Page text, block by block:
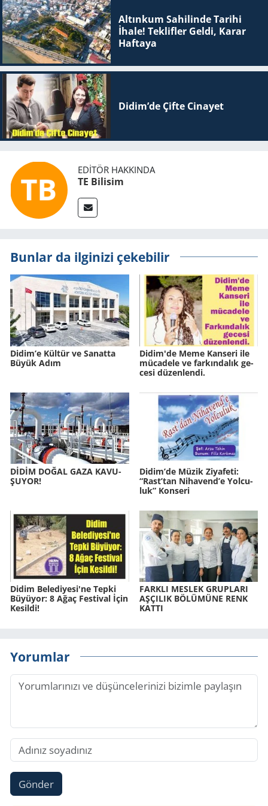
Altınkum Sahilinde Tarihi
İhale! Teklifler Geldi, Karar
Haftaya
Didim’de Çifte Ci­na­yet
EDITÖR HAKKINDA
TE Bilisim
Bunlar da ilginizi çekebilir
Didim’e Kül­tür ve Sa­nat­ta
Büyük Adım
Didim'de Meme Kan­se­ri ile
mü­ca­de­le ve far­kın­da­lık ge­
ce­si dü­zen­len­di.
DİDİM DOĞAL GAZA KA­VU­
ŞU­YOR!
Didim’de Müzik Zi­ya­fe­ti:
“Rast’tan Ni­ha­vend’e Yol­cu­
luk” Kon­se­ri
Didim Be­le­di­ye­si'ne Tepki
Bü­yü­yor: 8 Ağaç Fes­ti­val İçin
Ke­sil­di!
FARK­LI MES­LEK GRUP­LA­RI
AŞ­ÇI­LIK BÖ­LÜ­MÜ­NE RENK
KATTI
Yorumlar
Gönder